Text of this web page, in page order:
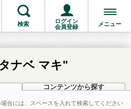
検索
ログイン
会員登録
メニュー
ナベ マキ"
コンテンツから探す
合には、スペースを入れて検索してください